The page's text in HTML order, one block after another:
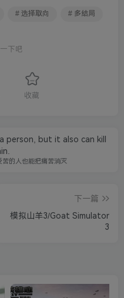
# 选择取向 # 多结局
下吧
收藏
person, but it also can kill
的人也能把痛苦消灭
下一篇
模拟山羊3/Goat Simulator
3